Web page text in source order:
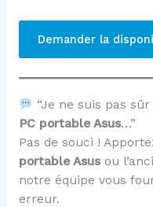
Demander la
“Je ne suis pas
PC portable Asus…”
Pas de souci !
portable Asus ou
notre équipe vous
erreur.